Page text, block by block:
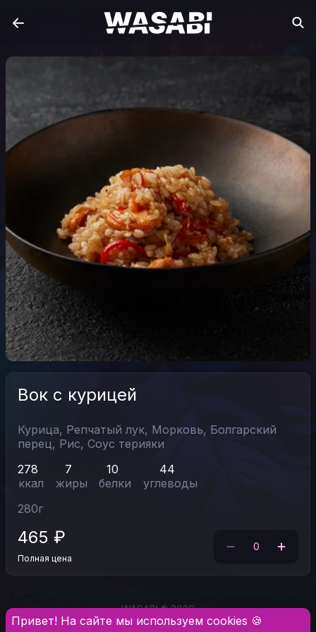
Вок с курицей
Курица, Репчатый лук, Морковь, Болгарский
перец, Рис, Соус терияки
278
ккал
7
жиры
10
белки
44
углеводы
280г
465 ₽
Полная цена
0
WASABI ® 2026
Привет! На сайте мы используем cookies 🍪